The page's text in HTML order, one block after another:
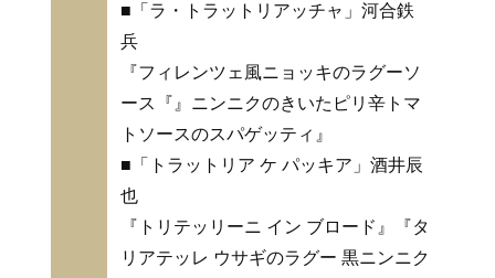
■「ラ・トラットリアッチャ」河合鉄
兵
『フィレンツェ風ニョッキのラグーソ
ース『』ニンニクのきいたピリ辛トマ
トソースのスパゲッティ』
■「トラットリア ケ パッキア」酒井辰
也
『トリテッリーニ イン ブロード』『タ
リアテッレ ウサギのラグー 黒ニンニク